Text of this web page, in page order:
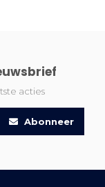
acties
Abonneer